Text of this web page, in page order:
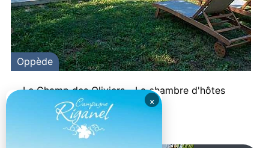
Oppède
Le Champ des Oliviers - La chambre d'hôtes
Jusqu'à 2 voyageurs ×